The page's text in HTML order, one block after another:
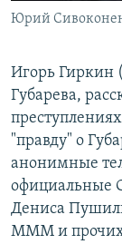
Юрий
Игорь Гиркин
Губарева,
"правду" о
анонимные
официальные
Дениса
МММ и прочих